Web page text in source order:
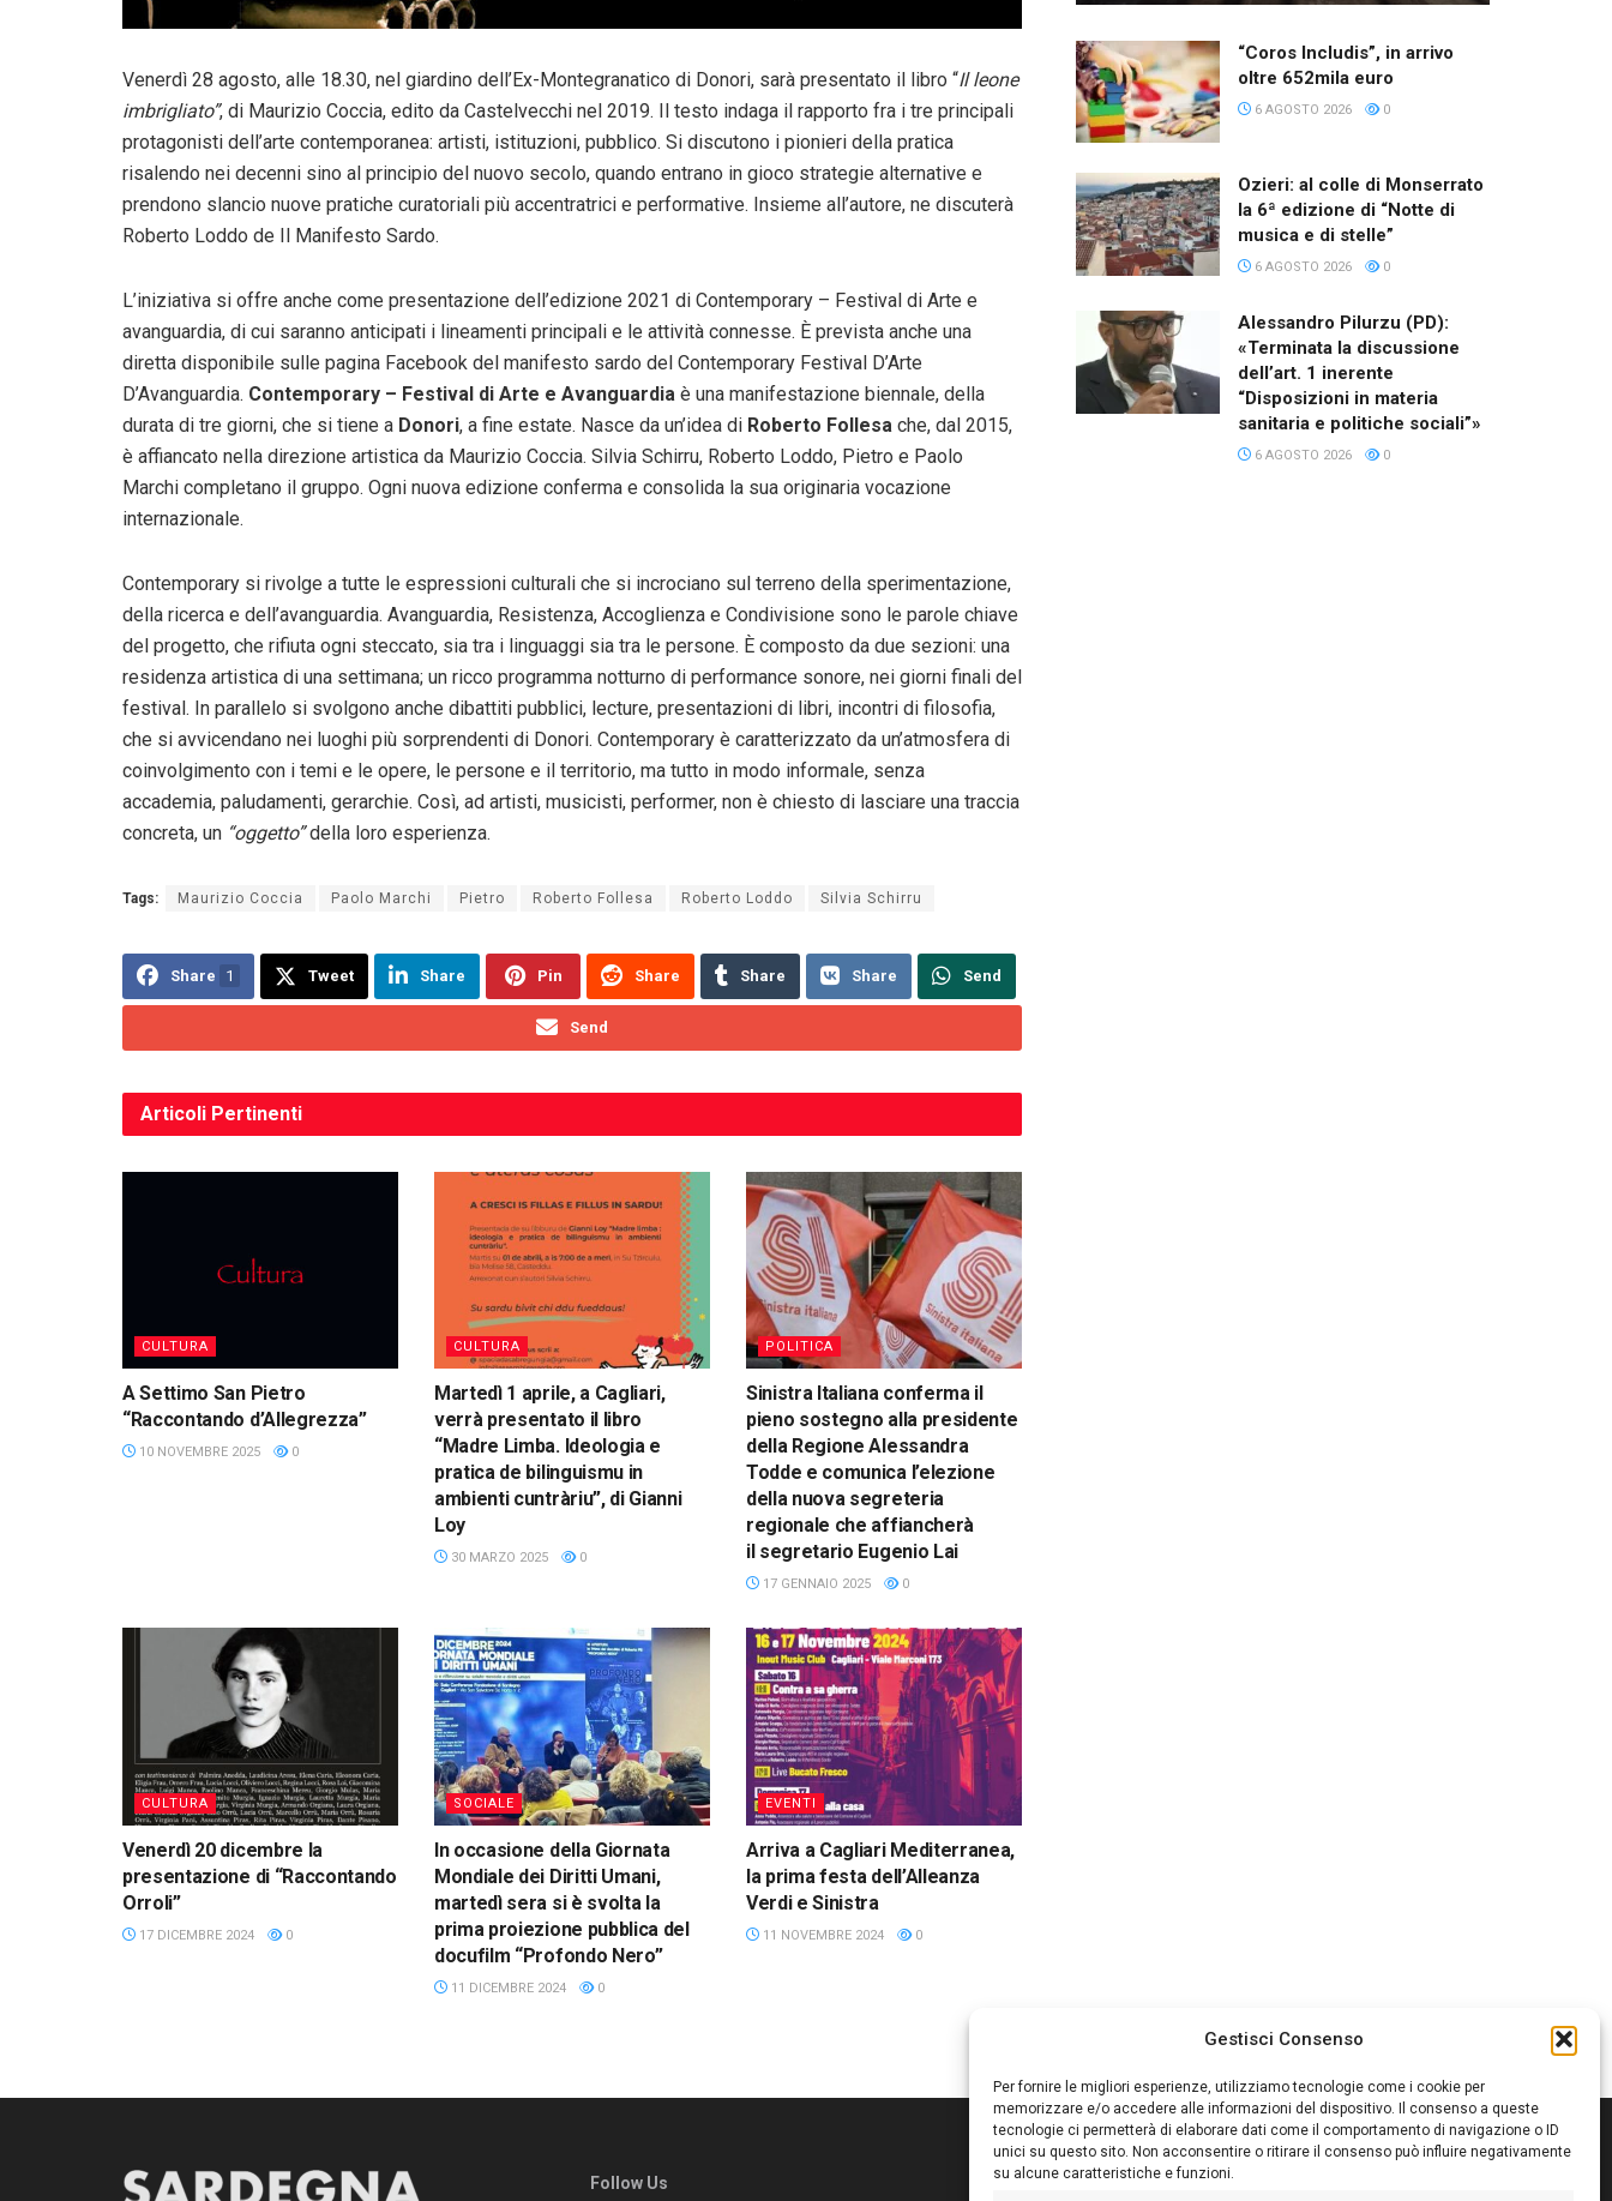
Gestisci Consenso
Per fornire le migliori esperienze, utilizziamo tecnologie come i cookie per
memorizzare e/o accedere alle informazioni del dispositivo. Il consenso a queste
tecnologie ci permetterà di elaborare dati come il comportamento di navigazione o ID
unici su questo sito. Non acconsentire o ritirare il consenso può influire negativamente
su alcune caratteristiche e funzioni.
Venerdì 28 agosto, alle 18.30, nel giardino dell’Ex-Montegranatico di Donori, sarà presentato il libro “Il leone
imbrigliato”, di Maurizio Coccia, edito da Castelvecchi nel 2019. Il testo indaga il rapporto fra i tre principali
protagonisti dell’arte contemporanea: artisti, istituzioni, pubblico. Si discutono i pionieri della pratica
risalendo nei decenni sino al principio del nuovo secolo, quando entrano in gioco strategie alternative e
prendono slancio nuove pratiche curatoriali più accentratrici e performative. Insieme all’autore, ne discuterà
Roberto Loddo de Il Manifesto Sardo.
L’iniziativa si offre anche come presentazione dell’edizione 2021 di Contemporary – Festival di Arte e
avanguardia, di cui saranno anticipati i lineamenti principali e le attività connesse. È prevista anche una
diretta disponibile sulle pagina Facebook del manifesto sardo del Contemporary Festival D’Arte
D’Avanguardia. Contemporary – Festival di Arte e Avanguardia è una manifestazione biennale, della
durata di tre giorni, che si tiene a Donori, a fine estate. Nasce da un’idea di Roberto Follesa che, dal 2015,
è affiancato nella direzione artistica da Maurizio Coccia. Silvia Schirru, Roberto Loddo, Pietro e Paolo
Marchi completano il gruppo. Ogni nuova edizione conferma e consolida la sua originaria vocazione
internazionale.
Contemporary si rivolge a tutte le espressioni culturali che si incrociano sul terreno della sperimentazione,
della ricerca e dell’avanguardia. Avanguardia, Resistenza, Accoglienza e Condivisione sono le parole chiave
del progetto, che rifiuta ogni steccato, sia tra i linguaggi sia tra le persone. È composto da due sezioni: una
residenza artistica di una settimana; un ricco programma notturno di performance sonore, nei giorni finali del
festival. In parallelo si svolgono anche dibattiti pubblici, lecture, presentazioni di libri, incontri di filosofia,
che si avvicendano nei luoghi più sorprendenti di Donori. Contemporary è caratterizzato da un’atmosfera di
coinvolgimento con i temi e le opere, le persone e il territorio, ma tutto in modo informale, senza
accademia, paludamenti, gerarchie. Così, ad artisti, musicisti, performer, non è chiesto di lasciare una traccia
concreta, un “oggetto”della loro esperienza.
Tags: Maurizio Coccia Paolo Marchi Pietro Roberto Follesa Roberto Loddo Silvia Schirru
Share 1 Tweet Share Pin Share Share Share Send
Send
Articoli Pertinenti
CULTURA
A Settimo San Pietro
“Raccontando d’Allegrezza”
10 NOVEMBRE 2025 0
CULTURA
Martedì 1 aprile, a Cagliari,
verrà presentato il libro
“Madre Limba. Ideologia e
pratica de bilinguismu in
ambienti cuntràriu”, di Gianni
Loy
30 MARZO 2025 0
POLITICA
Sinistra Italiana conferma il
pieno sostegno alla presidente
della Regione Alessandra
Todde e comunica l’elezione
della nuova segreteria
regionale che affiancherà
il segretario Eugenio Lai
17 GENNAIO 2025 0
CULTURA
Venerdì 20 dicembre la
presentazione di “Raccontando
Orroli”
17 DICEMBRE 2024 0
SOCIALE
In occasione della Giornata
Mondiale dei Diritti Umani,
martedì sera si è svolta la
prima proiezione pubblica del
docufilm “Profondo Nero”
11 DICEMBRE 2024 0
EVENTI
Arriva a Cagliari Mediterranea,
la prima festa dell’Alleanza
Verdi e Sinistra
11 NOVEMBRE 2024 0
“Coros Includis”, in arrivo
oltre 652mila euro
6 AGOSTO 2026 0
Ozieri: al colle di Monserrato
la 6ª edizione di “Notte di
musica e di stelle”
6 AGOSTO 2026 0
Alessandro Pilurzu (PD):
«Terminata la discussione
dell’art. 1 inerente
“Disposizioni in materia
sanitaria e politiche sociali”»
6 AGOSTO 2026 0
Follow Us Editore:Giampaolo Cirronis Ditta individuale